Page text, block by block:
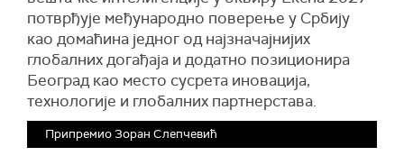
потврђује међународно поверење у Србију
као домаћина једног од најзначајнијих
глобалних догађаја и додатно позиционира
Београд као место сусрета иновација,
технологије и глобалних партнерстава.
Припремио Зоран Слепчевић